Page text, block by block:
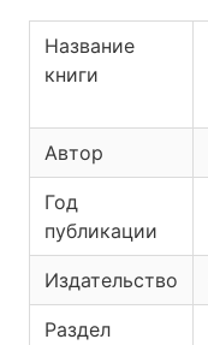
Название
книги
Автор
Год
публикации
Издательство
Раздел